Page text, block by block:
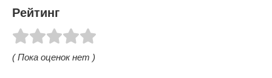
Рейтинг
( Пока оценок нет )